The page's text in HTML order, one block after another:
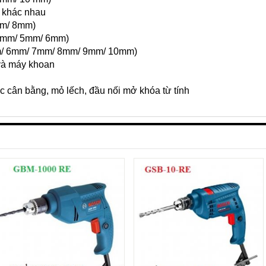
nhau
8mm)
5mm/ 6mm)
7mm/ 8mm/ 9mm/ 10mm)
máy khoan
bằng, mỏ lếch, đầu nối mở khóa từ tính